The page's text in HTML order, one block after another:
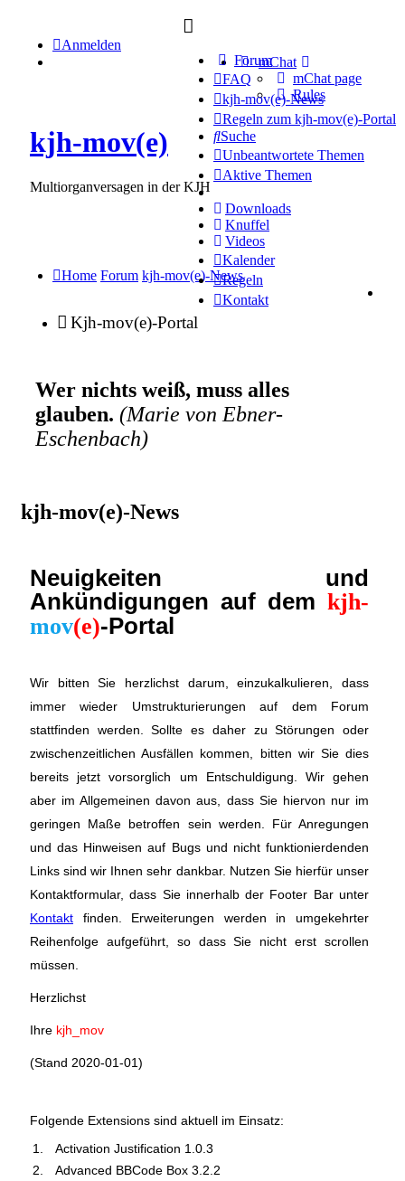
Forum
FAQ
kjh-mov(e)-News
Regeln zum kjh-mov(e)-Portal
Suche
Unbeantwortete Themen
Aktive Themen
Downloads
Knuffel
Videos
Kalender
Regeln
Kontakt
Anmelden
mChat
mChat page
Rules
kjh-mov(e)
Multiorganversagen in der KJH
Home Forum kjh-mov(e)-News
Kjh-mov(e)-Portal
Wer nichts weiß, muss alles
glauben. (Marie von Ebner-
Eschenbach)
kjh-mov(e)-News
Neuigkeiten und
Ankündigungen auf dem kjh-
mov(e)-Portal
Wir bitten Sie herzlichst darum, einzukalkulieren, dass
immer wieder Umstrukturierungen auf dem Forum
stattfinden werden. Sollte es daher zu Störungen oder
zwischenzeitlichen Ausfällen kommen, bitten wir Sie dies
bereits jetzt vorsorglich um Entschuldigung. Wir gehen
aber im Allgemeinen davon aus, dass Sie hiervon nur im
geringen Maße betroffen sein werden. Für Anregungen
und das Hinweisen auf Bugs und nicht funktionierdenden
Links sind wir Ihnen sehr dankbar. Nutzen Sie hierfür unser
Kontaktformular, dass Sie innerhalb der Footer Bar unter
Kontakt finden. Erweiterungen werden in umgekehrter
Reihenfolge aufgeführt, so dass Sie nicht erst scrollen
müssen.
Herzlichst
Ihre kjh_mov
(Stand 2020-01-01)
Folgende Extensions sind aktuell im Einsatz:
Activation Justification 1.0.3
Advanced BBCode Box 3.2.2